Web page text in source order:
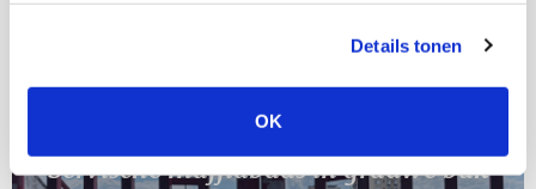
Details tonen
OK
Servische maffiabaas in grauwe bak